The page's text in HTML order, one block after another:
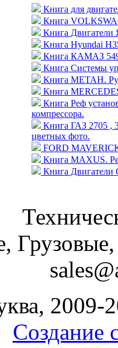
Книга для
Книга
Книга
Книга Hyundai
Книга КАМАЗ
Книга Системы
Книга МЕТАН.
Книга
Книга Реф
компрессора.
Книга ГАЗ 2705 ,
цветных фото.
FORD
Книга MAXUS.
Книга Двигатели
2009-
Создание